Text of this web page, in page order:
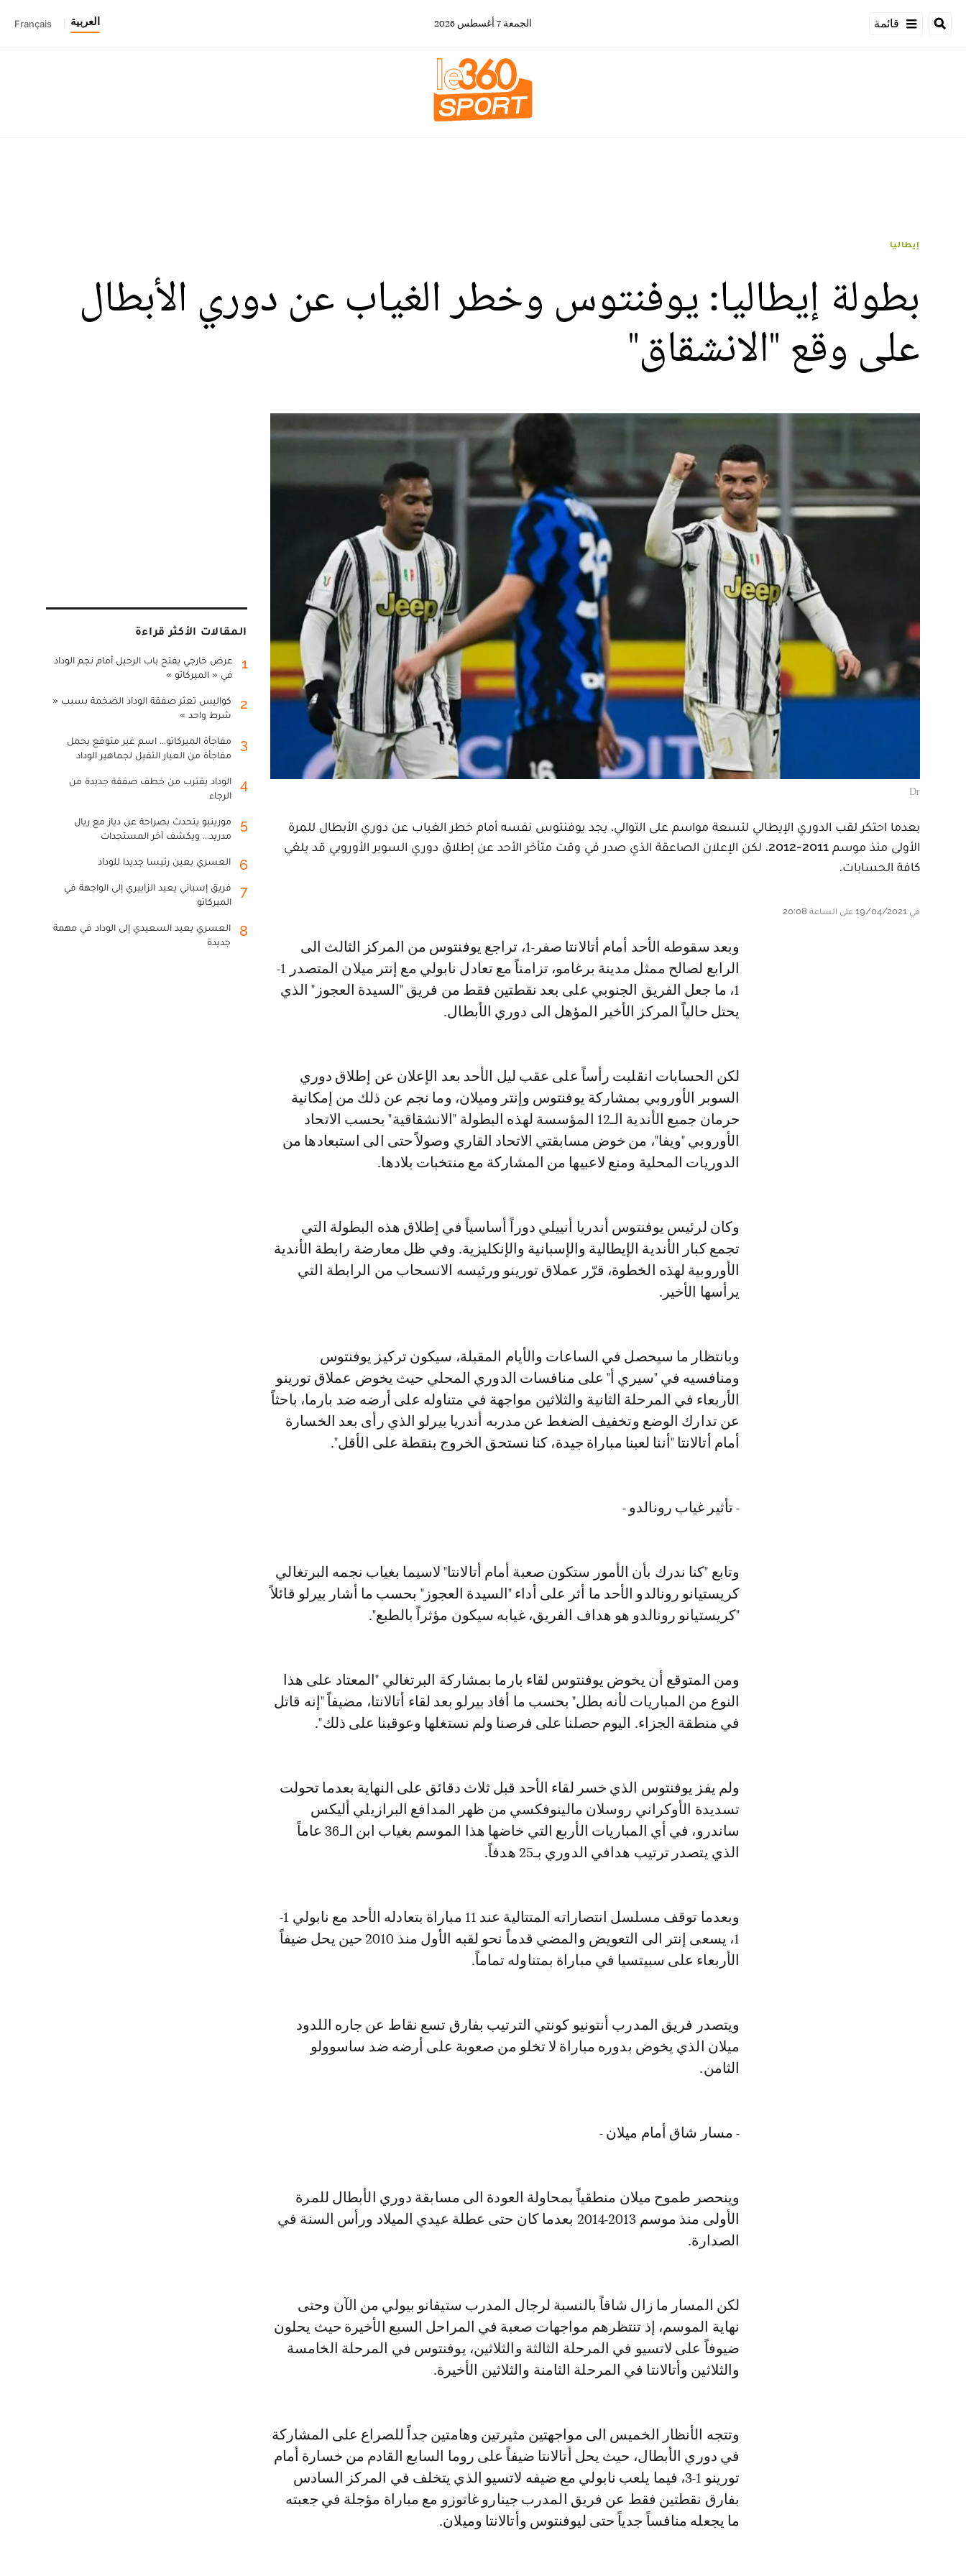
قائمة الجمعة 7 أغسطس 2026 العربية Français
إيطاليا
بطولة إيطاليا: يوفنتوس وخطر الغياب عن دوري الأبطال
على وقع "الانشقاق"
Dr
بعدما احتكر لقب الدوري الإيطالي لتسعة مواسم على التوالي، يجد يوفنتوس نفسه أمام خطر الغياب عن دوري الأبطال للمرة
الأولى منذ موسم 2011-2012، لكن الإعلان الصاعقة الذي صدر في وقت متأخر الأحد عن إطلاق دوري السوبر الأوروبي قد يلغي
كافة الحسابات.
في 19/04/2021 على الساعة 20:08
وبعد سقوطه الأحد أمام أتالانتا صفر-1، تراجع يوفنتوس من المركز الثالث الى
الرابع لصالح ممثل مدينة برغامو، تزامناً مع تعادل نابولي مع إنتر ميلان المتصدر 1-
1، ما جعل الفريق الجنوبي على بعد نقطتين فقط من فريق "السيدة العجوز" الذي
يحتل حالياً المركز الأخير المؤهل الى دوري الأبطال.
لكن الحسابات انقلبت رأساً على عقب ليل الأحد بعد الإعلان عن إطلاق دوري
السوبر الأوروبي بمشاركة يوفنتوس وإنتر وميلان، وما نجم عن ذلك من إمكانية
حرمان جميع الأندية الـ12 المؤسسة لهذه البطولة "الانشقاقية" بحسب الاتحاد
الأوروبي "ويفا"، من خوض مسابقتي الاتحاد القاري وصولاً حتى الى استبعادها من
الدوريات المحلية ومنع لاعبيها من المشاركة مع منتخبات بلادها.
وكان لرئيس يوفنتوس أندريا أنييلي دوراً أساسياً في إطلاق هذه البطولة التي
تجمع كبار الأندية الإيطالية والإسبانية والإنكليزية. وفي ظل معارضة رابطة الأندية
الأوروبية لهذه الخطوة، قرّر عملاق تورينو ورئيسه الانسحاب من الرابطة التي
يرأسها الأخير.
وبانتظار ما سيحصل في الساعات والأيام المقبلة، سيكون تركيز يوفنتوس
ومنافسيه في "سيري أ" على منافسات الدوري المحلي حيث يخوض عملاق تورينو
الأربعاء في المرحلة الثانية والثلاثين مواجهة في متناوله على أرضه ضد بارما، باحثاً
عن تدارك الوضع وتخفيف الضغط عن مدربه أندريا بيرلو الذي رأى بعد الخسارة
أمام أتالانتا "أننا لعبنا مباراة جيدة، كنا نستحق الخروج بنقطة على الأقل".
- تأثير غياب رونالدو -
وتابع "كنا ندرك بأن الأمور ستكون صعبة أمام أتالانتا" لاسيما بغياب نجمه البرتغالي
كريستيانو رونالدو الأحد ما أثر على أداء "السيدة العجوز" بحسب ما أشار بيرلو قائلاً
"كريستيانو رونالدو هو هداف الفريق، غيابه سيكون مؤثراً بالطبع".
ومن المتوقع أن يخوض يوفنتوس لقاء بارما بمشاركة البرتغالي "المعتاد على هذا
النوع من المباريات لأنه بطل" بحسب ما أفاد بيرلو بعد لقاء أتالانتا، مضيفاً "إنه قاتل
في منطقة الجزاء. اليوم حصلنا على فرصنا ولم نستغلها وعوقبنا على ذلك".
ولم يفز يوفنتوس الذي خسر لقاء الأحد قبل ثلاث دقائق على النهاية بعدما تحولت
تسديدة الأوكراني روسلان مالينوفكسي من ظهر المدافع البرازيلي أليكس
ساندرو، في أي المباريات الأربع التي خاضها هذا الموسم بغياب ابن الـ36 عاماً
الذي يتصدر ترتيب هدافي الدوري بـ25 هدفاً.
وبعدما توقف مسلسل انتصاراته المتتالية عند 11 مباراة بتعادله الأحد مع نابولي 1-
1، يسعى إنتر الى التعويض والمضي قدماً نحو لقبه الأول منذ 2010 حين يحل ضيفاً
الأربعاء على سبيتسيا في مباراة بمتناوله تماماً.
ويتصدر فريق المدرب أنتونيو كونتي الترتيب بفارق تسع نقاط عن جاره اللدود
ميلان الذي يخوض بدوره مباراة لا تخلو من صعوبة على أرضه ضد ساسوولو
الثامن.
- مسار شاق أمام ميلان -
وينحصر طموح ميلان منطقياً بمحاولة العودة الى مسابقة دوري الأبطال للمرة
الأولى منذ موسم 2013-2014 بعدما كان حتى عطلة عيدي الميلاد ورأس السنة في
الصدارة.
لكن المسار ما زال شاقاً بالنسبة لرجال المدرب ستيفانو بيولي من الآن وحتى
نهاية الموسم، إذ تنتظرهم مواجهات صعبة في المراحل السبع الأخيرة حيث يحلون
ضيوفاً على لاتسيو في المرحلة الثالثة والثلاثين، يوفنتوس في المرحلة الخامسة
والثلاثين وأتالانتا في المرحلة الثامنة والثلاثين الأخيرة.
وتتجه الأنظار الخميس الى مواجهتين مثيرتين وهامتين جداً للصراع على المشاركة
في دوري الأبطال، حيث يحل أتالانتا ضيفاً على روما السابع القادم من خسارة أمام
تورينو 1-3، فيما يلعب نابولي مع ضيفه لاتسيو الذي يتخلف في المركز السادس
بفارق نقطتين فقط عن فريق المدرب جينارو غاتوزو مع مباراة مؤجلة في جعبته
ما يجعله منافساً جدياً حتى ليوفنتوس وأتالانتا وميلان.
المقالات الأكثر قراءة
1
عرض خارجي يفتح باب الرحيل أمام نجم الوداد
في « الميركاتو »
2
كواليس تعثر صفقة الوداد الضخمة بسبب «
شرط واحد »
3
مفاجأة الميركاتو... اسم غير متوقع يحمل
مفاجأة من العيار الثقيل لجماهير الوداد
4
الوداد يقترب من خطف صفقة جديدة من
الرجاء
5
مورينيو يتحدث بصراحة عن دياز مع ريال
مدريد... ويكشف آخر المستجدات
6 العسري يعين رئيسا جديدا للوداد
7
فريق إسباني يعيد الزابيري إلى الواجهة في
الميركاتو
8
العسري يعيد السعيدي إلى الوداد في مهمة
جديدة